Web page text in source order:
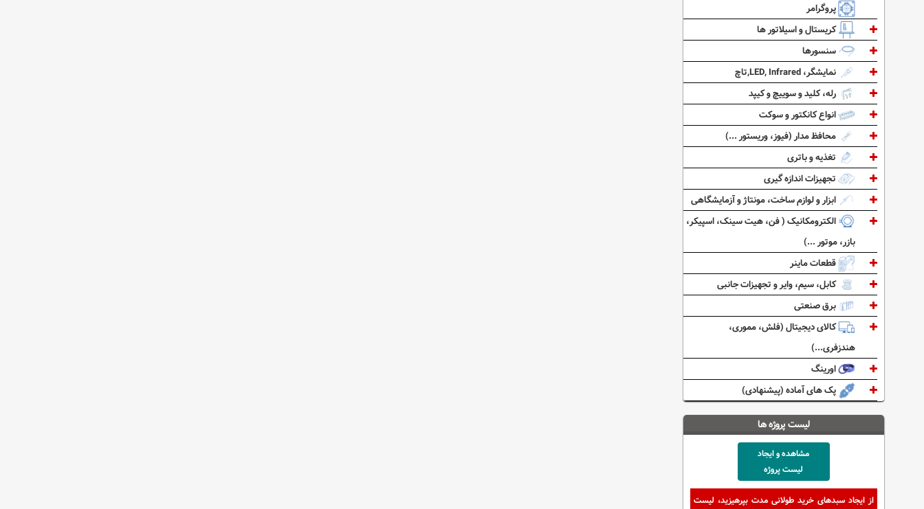
پروگرامر
کریستال و اسیلاتور ها
سنسورها
نمایشگر، LED, Infrared,تاچ
رله، کلید و سوییچ و کیپد
انواع کانکتور و سوکت
محافظ مدار (فیوز، وریستور ...)
تغذیه و باتری
تجهیزات اندازه گیری
ابزار و لوازم ساخت، مونتاژ و آزمایشگاهی
الکترومکانیک ( فن، هیت سینک، اسپیکر،
بازر، موتور ...)
قطعات ماینر
کابل، سیم، وایر و تجهیزات جانبی
برق صنعتی
کالای دیجیتال (فلش، مموری،
هندزفری...)
اورینگ
پک های آماده (پیشنهادی)
لیست پروژه ها
مشاهده و ایجاد
لیست پروژه
از ایجاد سبدهای خرید طولانی مدت بپرهیزید، لیست